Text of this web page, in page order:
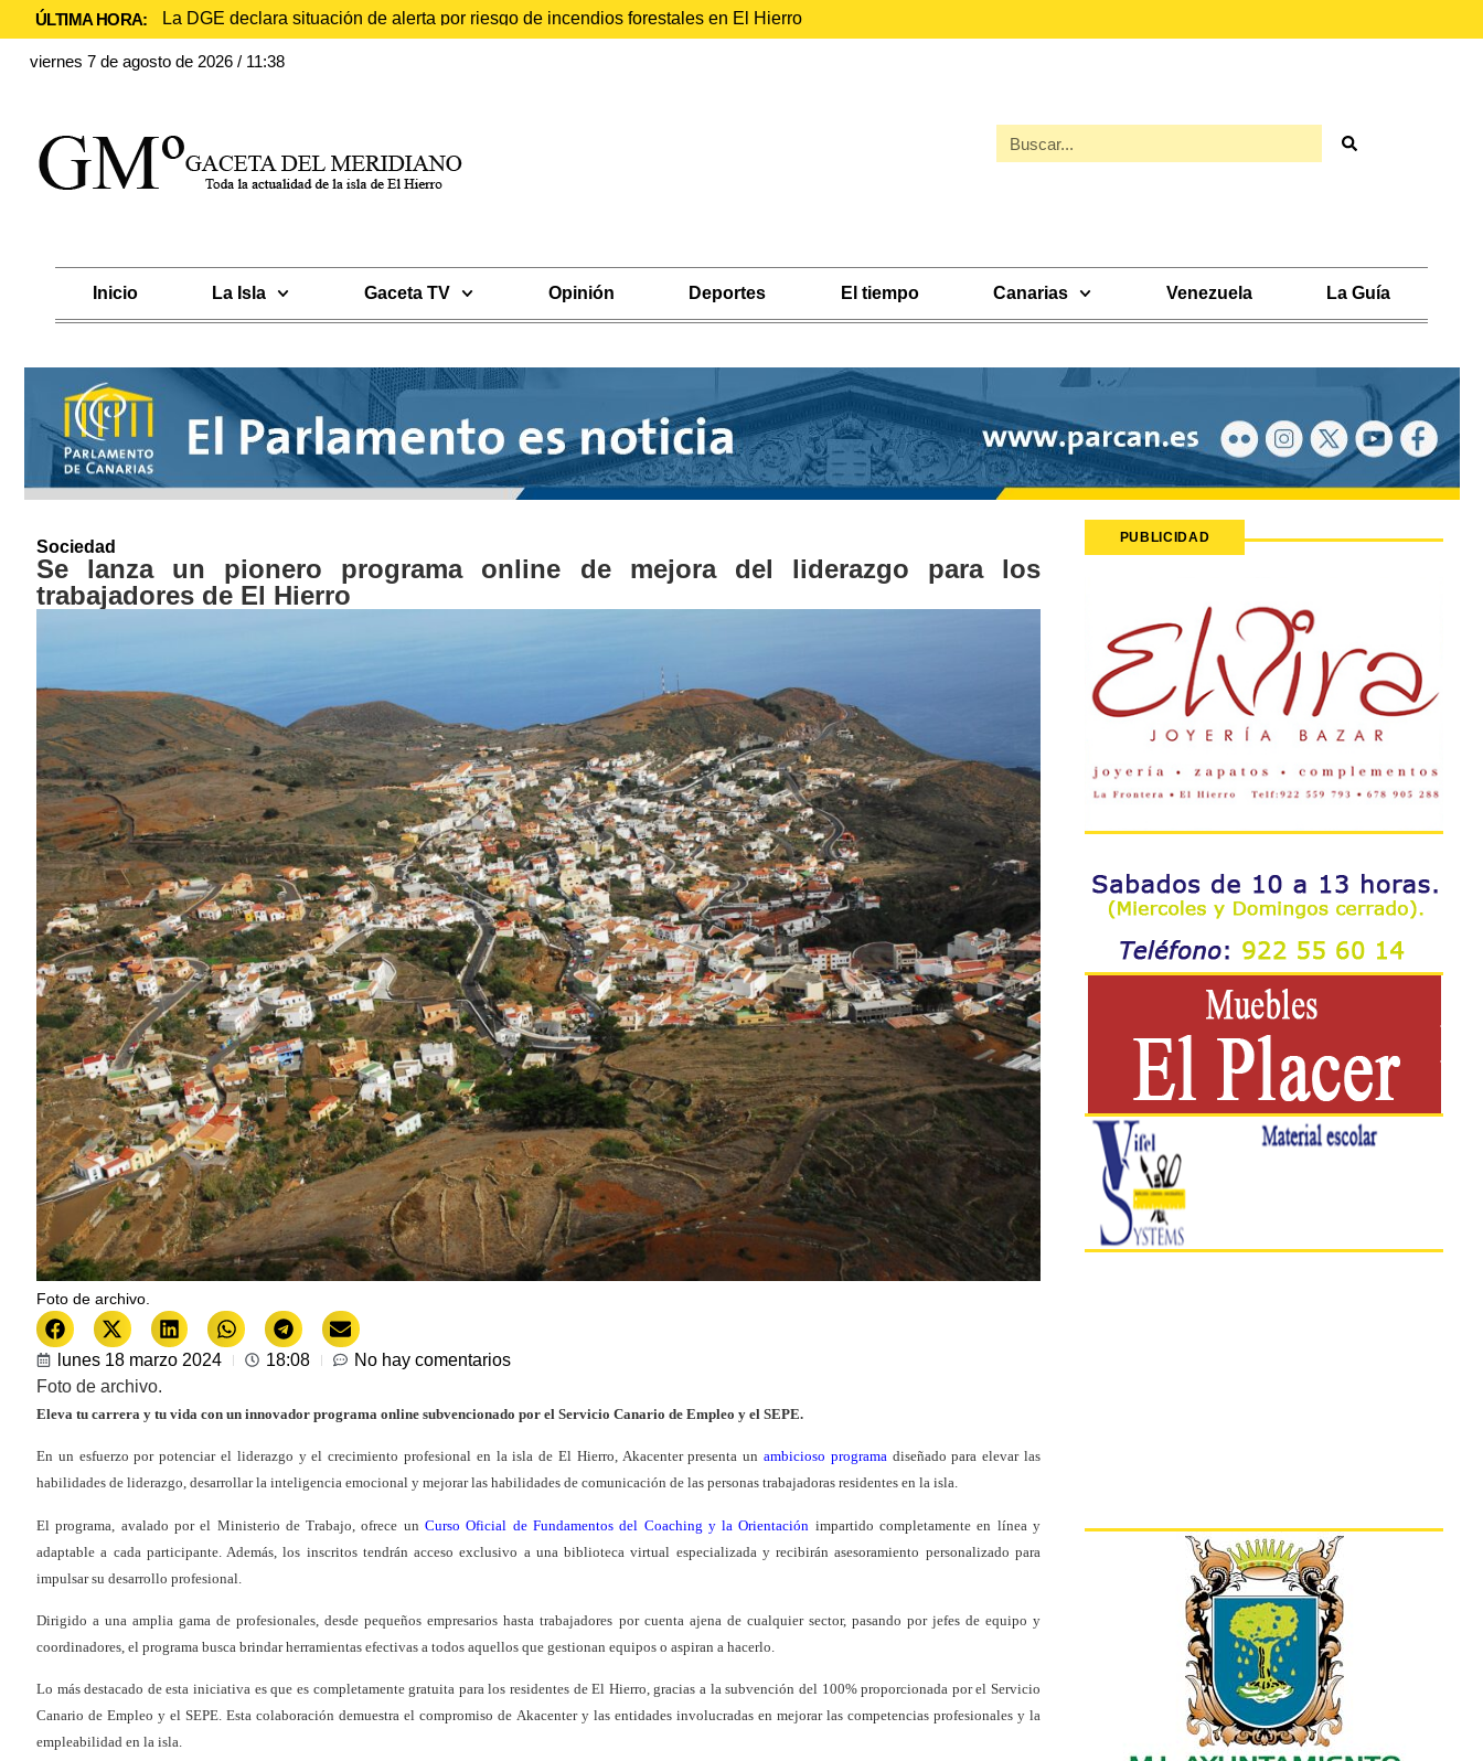
ÚLTIMA HORA: La DGE declara situación de alerta por riesgo de incendios forestales en El Hierro
viernes 7 de agosto de 2026 / 11:38
Inicio La Isla Gaceta TV Opinión Deportes El tiempo Canarias Venezuela La Guía
Sociedad
Se lanza un pionero programa online de mejora del liderazgo para los
trabajadores de El Hierro
Foto de archivo.
lunes 18 marzo 2024 18:08
No hay comentarios
Foto de archivo.
Eleva tu carrera y tu vida con un innovador programa online subvencionado por el Servicio Canario de Empleo y el SEPE.
En un esfuerzo por potenciar el liderazgo y el crecimiento profesional en la isla de El Hierro, Akacenter presenta un ambicioso programadiseñado para elevar las
habilidades de liderazgo, desarrollar la inteligencia emocional y mejorar las habilidades de comunicación de las personas trabajadoras residentes en la isla.
El programa, avalado por el Ministerio de Trabajo, ofrece unCurso Oficial de Fundamentos del Coaching y la Orientación impartido completamente en línea y
adaptable a cada participante. Además, los inscritos tendrán acceso exclusivo a una biblioteca virtual especializada y recibirán asesoramiento personalizado para
impulsar su desarrollo profesional.
Dirigido a una amplia gama de profesionales, desde pequeños empresarios hasta trabajadores por cuenta ajena de cualquier sector, pasando por jefes de equipo y
coordinadores, el programa busca brindar herramientas efectivas a todos aquellos que gestionan equipos o aspiran a hacerlo.
Lo más destacado de esta iniciativa es que es completamente gratuita para los residentes de El Hierro, gracias a la subvención del 100% proporcionada por el Servicio
Canario de Empleo y el SEPE. Esta colaboración demuestra el compromiso de Akacenter y las entidades involucradas en mejorar las competencias profesionales y la
empleabilidad en la isla.
PUBLICIDAD